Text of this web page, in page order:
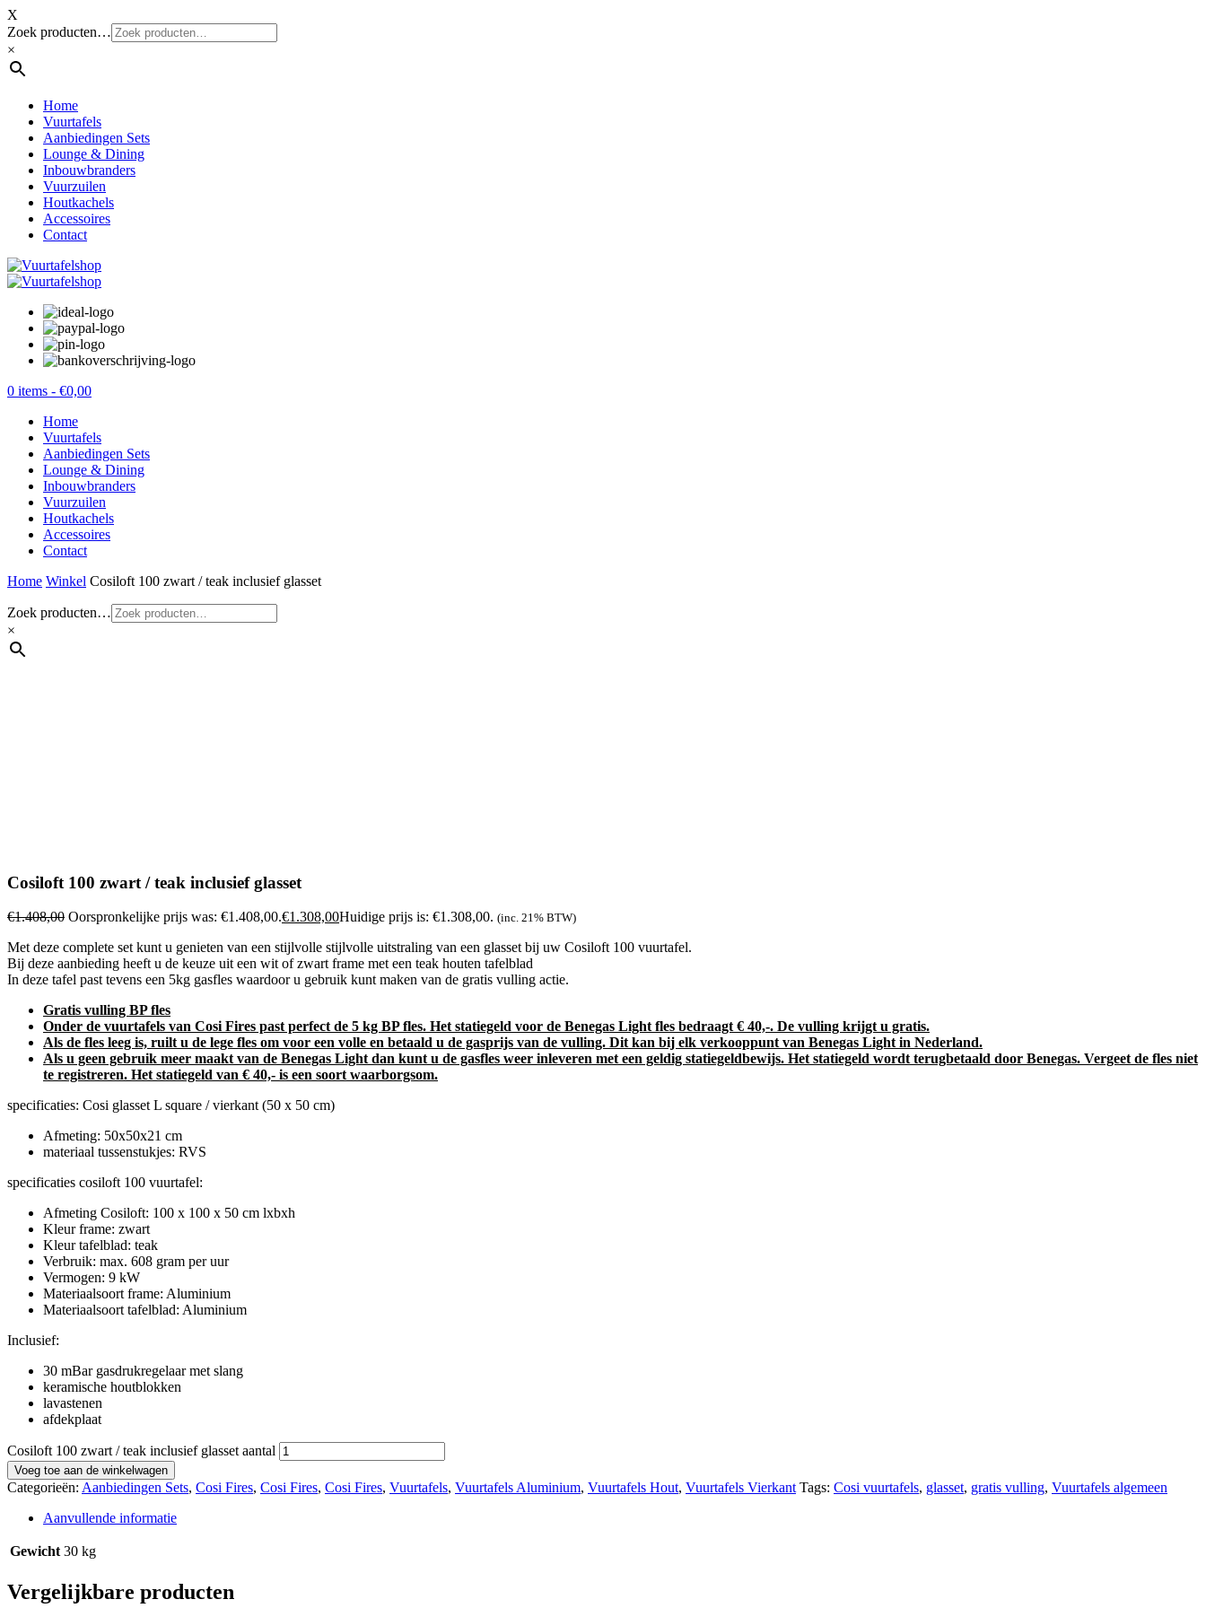
X
Zoek producten…
×
Home
Vuurtafels
Aanbiedingen Sets
Lounge & Dining
Inbouwbranders
Vuurzuilen
Houtkachels
Accessoires
Contact
0 items - €0,00
Home
Vuurtafels
Aanbiedingen Sets
Lounge & Dining
Inbouwbranders
Vuurzuilen
Houtkachels
Accessoires
Contact
Home Winkel Cosiloft 100 zwart / teak inclusief glasset
Zoek producten…
×
Cosiloft 100 zwart / teak inclusief glasset
€1.408,00 Oorspronkelijke prijs was: €1.408,00.€1.308,00Huidige prijs is: €1.308,00. (inc. 21% BTW)
Met deze complete set kunt u genieten van een stijlvolle stijlvolle uitstraling van een glasset bij uw Cosiloft 100 vuurtafel.
Bij deze aanbieding heeft u de keuze uit een wit of zwart frame met een teak houten tafelblad
In deze tafel past tevens een 5kg gasfles waardoor u gebruik kunt maken van de gratis vulling actie.
Gratis vulling BP fles
Onder de vuurtafels van Cosi Fires past perfect de 5 kg BP fles. Het statiegeld voor de Benegas Light fles bedraagt € 40,-. De vulling krijgt u gratis.
Als de fles leeg is, ruilt u de lege fles om voor een volle en betaald u de gasprijs van de vulling. Dit kan bij elk verkooppunt van Benegas Light in Nederland.
Als u geen gebruik meer maakt van de Benegas Light dan kunt u de gasfles weer inleveren met een geldig statiegeldbewijs. Het statiegeld wordt terugbetaald door Benegas. Vergeet de fles niet
te registreren. Het statiegeld van € 40,- is een soort waarborgsom.
specificaties: Cosi glasset L square / vierkant (50 x 50 cm)
Afmeting: 50x50x21 cm
materiaal tussenstukjes: RVS
specificaties cosiloft 100 vuurtafel:
Afmeting Cosiloft: 100 x 100 x 50 cm lxbxh
Kleur frame: zwart
Kleur tafelblad: teak
Verbruik: max. 608 gram per uur
Vermogen: 9 kW
Materiaalsoort frame: Aluminium
Materiaalsoort tafelblad: Aluminium
Inclusief:
30 mBar gasdrukregelaar met slang
keramische houtblokken
lavastenen
afdekplaat
Cosiloft 100 zwart / teak inclusief glasset aantal
Voeg toe aan de winkelwagen
Categorieën: Aanbiedingen Sets, Cosi Fires, Cosi Fires, Cosi Fires, Vuurtafels, Vuurtafels Aluminium, Vuurtafels Hout, Vuurtafels Vierkant Tags: Cosi vuurtafels, glasset, gratis vulling, Vuurtafels algemeen
Aanvullende informatie
Gewicht 30 kg
Vergelijkbare producten